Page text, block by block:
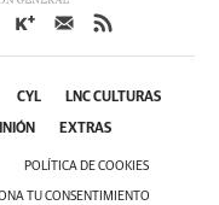
CYL LNC CULTURAS
EXTRAS
POLÍTICA DE COOKIES
TU CONSENTIMIENTO